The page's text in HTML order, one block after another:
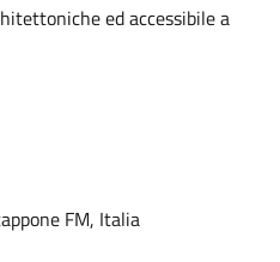
ed accessibile a
FM, Italia